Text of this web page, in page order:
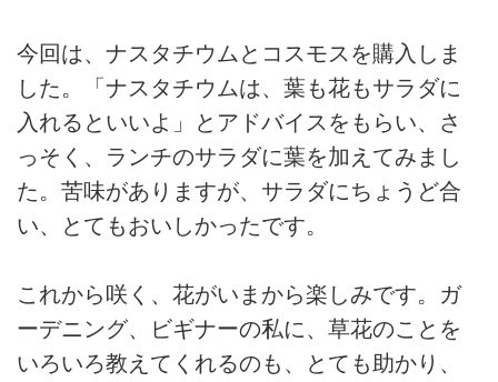
今回は、ナスタチウムとコスモスを購入しま
した。「ナスタチウムは、葉も花もサラダに
入れるといいよ」とアドバイスをもらい、さ
っそく、ランチのサラダに葉を加えてみまし
た。苦味がありますが、サラダにちょうど合
い、とてもおいしかったです。
これから咲く、花がいまから楽しみです。ガ
ーデニング、ビギナーの私に、草花のことを
いろいろ教えてくれるのも、とても助かり、